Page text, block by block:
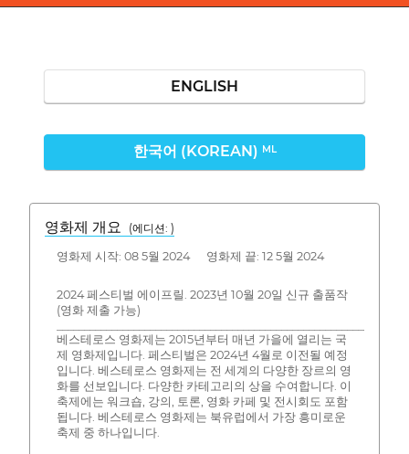
ENGLISH
한국어 (KOREAN) ML
영화제 개요 (에디션: )
영화제 시작: 08 5월 2024 영화제 끝: 12 5월 2024
2024 페스티벌 에이프릴. 2023년 10월 20일 신규 출품작
(영화 제출 가능)
베스테로스 영화제는 2015년부터 매년 가을에 열리는 국
제 영화제입니다. 페스티벌은 2024년 4월로 이전될 예정
입니다. 베스테로스 영화제는 전 세계의 다양한 장르의 영
화를 선보입니다. 다양한 카테고리의 상을 수여합니다. 이
축제에는 워크숍, 강의, 토론, 영화 카페 및 전시회도 포함
됩니다. 베스테로스 영화제는 북유럽에서 가장 흥미로운
축제 중 하나입니다.